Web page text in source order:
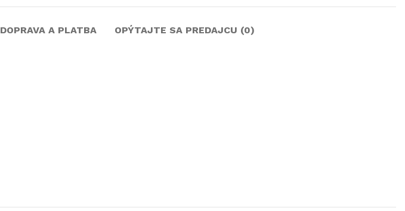
DOPRAVA A PLATBA OPÝTAJTE SA PREDAJCU (0)